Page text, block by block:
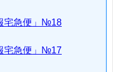
宅急便」№18
宅急便」№17